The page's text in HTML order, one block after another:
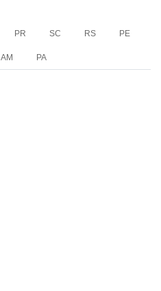
PR SC RS PE
AM PA